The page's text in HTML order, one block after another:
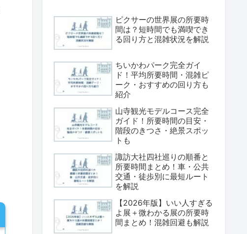
ピクサーの世界展の所要時
間は？短時間でも満喫でき
る回り方と混雑状況を解説
ちいかわパーク完全ガイ
ド！平均所要時間・混雑ピ
ーク・おすすめの回り方も
紹介
山寺観光モデルコース完全
ガイド！所要時間の目安・
階段のきつさ・絶景スポッ
トも
諏訪大社四社巡りの順番と
所要時間まとめ！車・公共
交通・徒歩別に最短ルート
を解説
【2026年版】いい人すぎる
よ展＋微わかる展の所要時
間まとめ！混雑回避も解説